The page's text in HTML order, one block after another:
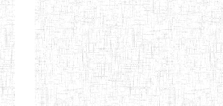
Afficher Page 9 sur 13 Total: 307
Début Préc. 4 5 6 7 8
9
13
Suivant Fin
PEKEKUE